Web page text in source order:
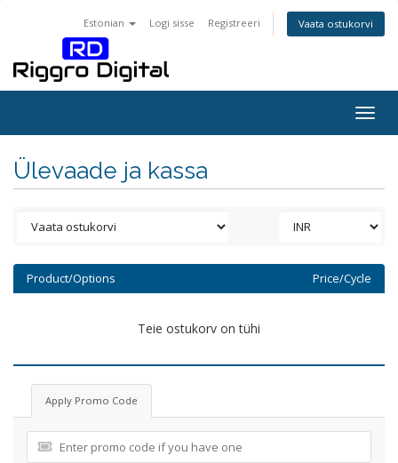
Estonian Logi sisse Registreeri Vaata ostukorvi
Ülevaade ja kassa
Product/Options Price/Cycle
Teie ostukorv on tühi
Apply Promo Code